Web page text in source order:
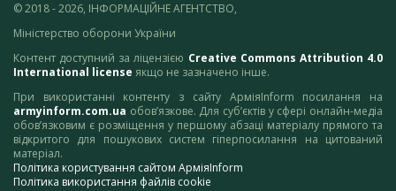
© 2018 - 2026, ІНФОРМАЦІЙНЕ АГЕНТСТВО,
Міністерство оборони України
Контент доступний за ліцензією Creative Commons Attribution 4.0
International license якщо не зазначено інше.
При використанні контенту з сайту АрміяInform посилання на
armyinform.com.ua обов’язкове. Для суб’єктів у сфері онлайн-медіа
обов’язковим є розміщення у першому абзаці матеріалу прямого та
відкритого для пошукових систем гіперпосилання на цитований
матеріал.
Політика користування сайтом АрміяInform
Політика використання файлів cookie